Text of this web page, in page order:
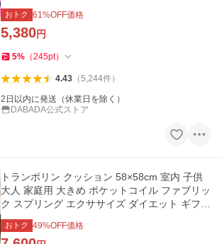
用
おトク 61%OFF価格
5,380円
5% （245pt）
4.43（5,244件）
2日以内に発送（休業日を除く）
DABADA公式ストア
トランポリン クッション 58×58cm 室内 子供
大人 家庭用 大きめ ポケットコイル ファブリッ
ク スプリング エクササイズ ダイエット ギフト
プレゼント
おトク 49%OFF価格